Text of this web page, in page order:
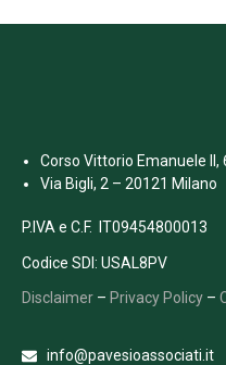
Corso Vittorio Emanuele II,
Via Bigli, 2 – 20121 Milano
P.IVA e C.F. IT09454800013
Codice SDI: USAL8PV
Disclaimer – Privacy Policy –
info@pavesioassociati.it